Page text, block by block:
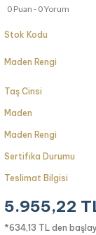
0 Puan - 0 Yorum
Stok Kodu
Maden Rengi
Taş Cinsi
Maden
Maden Rengi
Sertifika Durumu
Teslimat Bilgisi
5.955,22
*634,13 TL den